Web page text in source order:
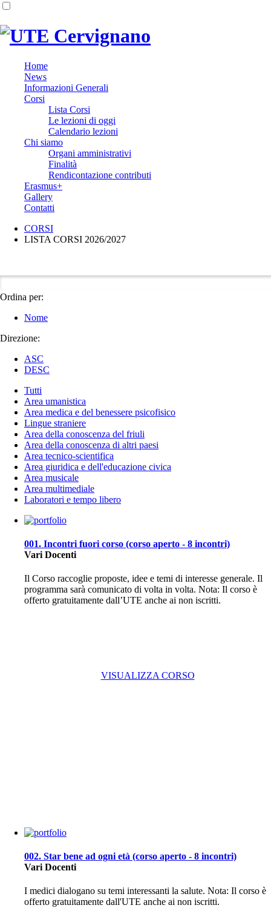
Home
News
Informazioni Generali
Corsi
Lista Corsi
Le lezioni di oggi
Calendario lezioni
Chi siamo
Organi amministrativi
Finalità
Rendicontazione contributi
Erasmus+
Gallery
Contatti
CORSI
LISTA CORSI 2026/2027
Ordina per:
Nome
Direzione:
ASC
DESC
Tutti
Area umanistica
Area medica e del benessere psicofisico
Lingue straniere
Area della conoscenza del friuli
Area della conoscenza di altri paesi
Area tecnico-scientifica
Area giuridica e dell'educazione civica
Area musicale
Area multimediale
Laboratori e tempo libero
001. Incontri fuori corso (corso aperto - 8 incontri)
Vari Docenti
Il Corso raccoglie proposte, idee e temi di interesse generale. Il
programma sarà comunicato di volta in volta. Nota: Il corso è
offerto gratuitamente dall’UTE anche ai non iscritti.
VISUALIZZA CORSO
002. Star bene ad ogni età (corso aperto - 8 incontri)
Vari Docenti
I medici dialogano su temi interessanti la salute. Nota: Il corso è
offerto gratuitamente dall'UTE anche ai non iscritti.